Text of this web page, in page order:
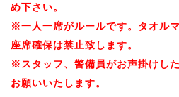
め下さい。
※一人一席がルールです。タオル
座席確保は禁止致します。
※スタッフ、警備員がお声掛けし
お願いいたします。